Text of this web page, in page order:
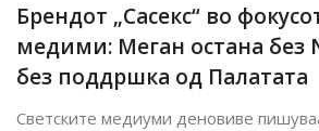
Брендот „Сасекс“ во
медими: Меган остана без
без поддршка од Палатата
Светските медиуми деновиве